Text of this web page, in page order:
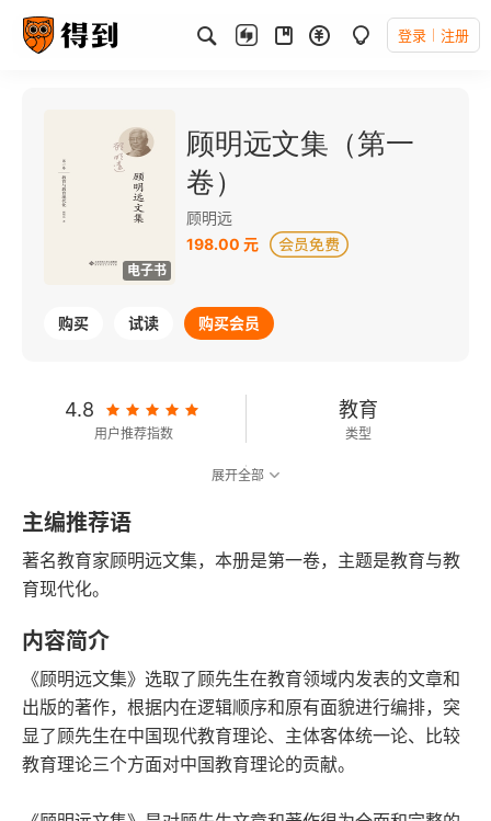
登录 注册
电子书
顾明远文集（第一
卷）
顾明远
198.00 元
购买 试读 购买会员
4.8
用户推荐指数
教育
类型
2018-10-01
发行日期
展开全部
主编推荐语
著名教育家顾明远文集，本册是第一卷，主题是教育与教
育现代化。
内容简介
《顾明远文集》选取了顾先生在教育领域内发表的文章和
出版的著作，根据内在逻辑顺序和原有面貌进行编排，突
显了顾先生在中国现代教育理论、主体客体统一论、比较
教育理论三个方面对中国教育理论的贡献。